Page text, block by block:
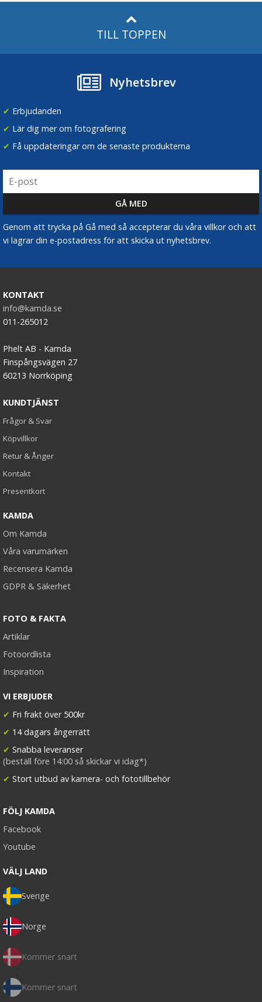
TILL TOPPEN
Nyhetsbrev
✔ Erbjudanden
✔ Lär dig mer om fotografering
✔ Få uppdateringar om de senaste produkterna
Genom att trycka på Gå med så accepterar du våra villkor och att
vi lagrar din e-postadress för att skicka ut nyhetsbrev.
KONTAKT
info@kamda.se
011-265012
Phelt AB - Kamda
Finspångsvägen 27
60213 Norrköping
KUNDTJÄNST
Frågor & Svar
Köpvillkor
Retur & Ånger
Kontakt
Presentkort
KAMDA
Om Kamda
Våra varumärken
Recensera Kamda
GDPR & Säkerhet
FOTO & FAKTA
Artiklar
Fotoordlista
Inspiration
VI ERBJUDER
✔ Fri frakt över 500kr
✔ 14 dagars ångerrätt
✔ Snabba leveranser
(beställ före 14:00 så skickar vi idag*)
✔ Stort utbud av kamera- och fototillbehör
FÖLJ KAMDA
Facebook
Youtube
VÄLJ LAND
Sverige
Norge
Kommer snart
Kommer snart